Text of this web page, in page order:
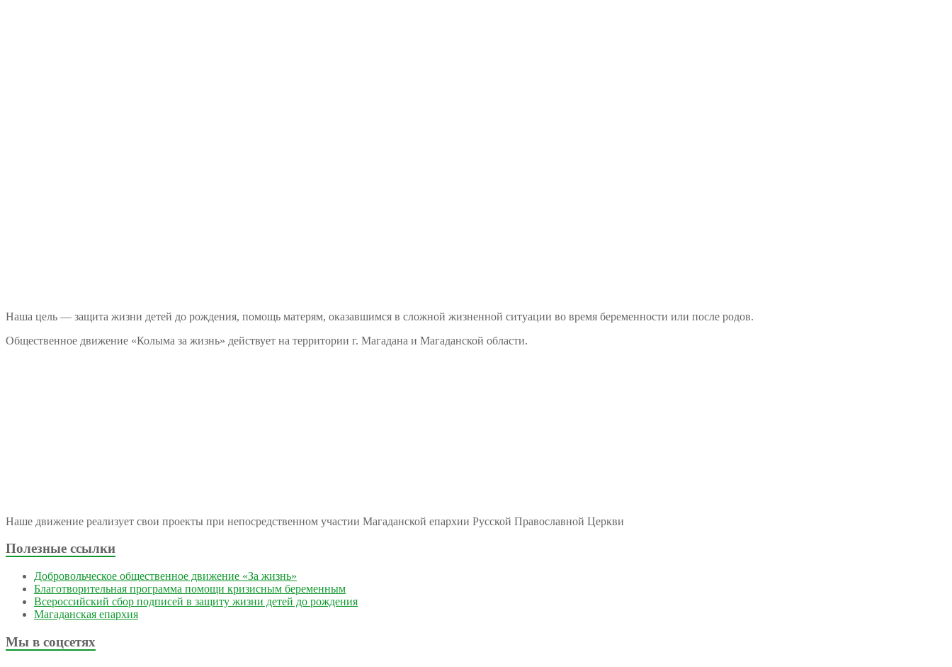
Наша цель — защита жизни детей до рождения, помощь матерям, оказавшимся в сложной жизненной ситуации во время беременности или после родов.
Общественное движение «Колыма за жизнь» действует на территории г. Магадана и Магаданской области.
Наше движение реализует свои проекты при непосредственном участии Магаданской епархии Русской Православной Церкви
Полезные ссылки
Добровольческое общественное движение «За жизнь»
Благотворительная программа помощи кризисным беременным
Всероссийский сбор подписей в защиту жизни детей до рождения
Магаданская епархия
Мы в соцсетях